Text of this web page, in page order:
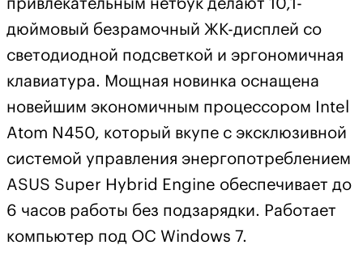
привлекательным нетбук делают 10,1-
дюймовый безрамочный ЖК-дисплей со
светодиодной подсветкой и эргономичная
клавиатура. Мощная новинка оснащена
новейшим экономичным процессором Intel
Atom N450, который вкупе с эксклюзивной
системой управления энергопотреблением
ASUS Super Hybrid Engine обеспечивает до
6 часов работы без подзарядки. Работает
компьютер под ОС Windows 7.